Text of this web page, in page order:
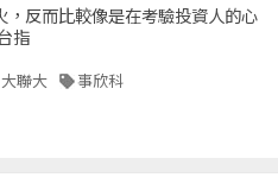
反而比較像是在考驗投資人的心
指
大聯大 事欣科